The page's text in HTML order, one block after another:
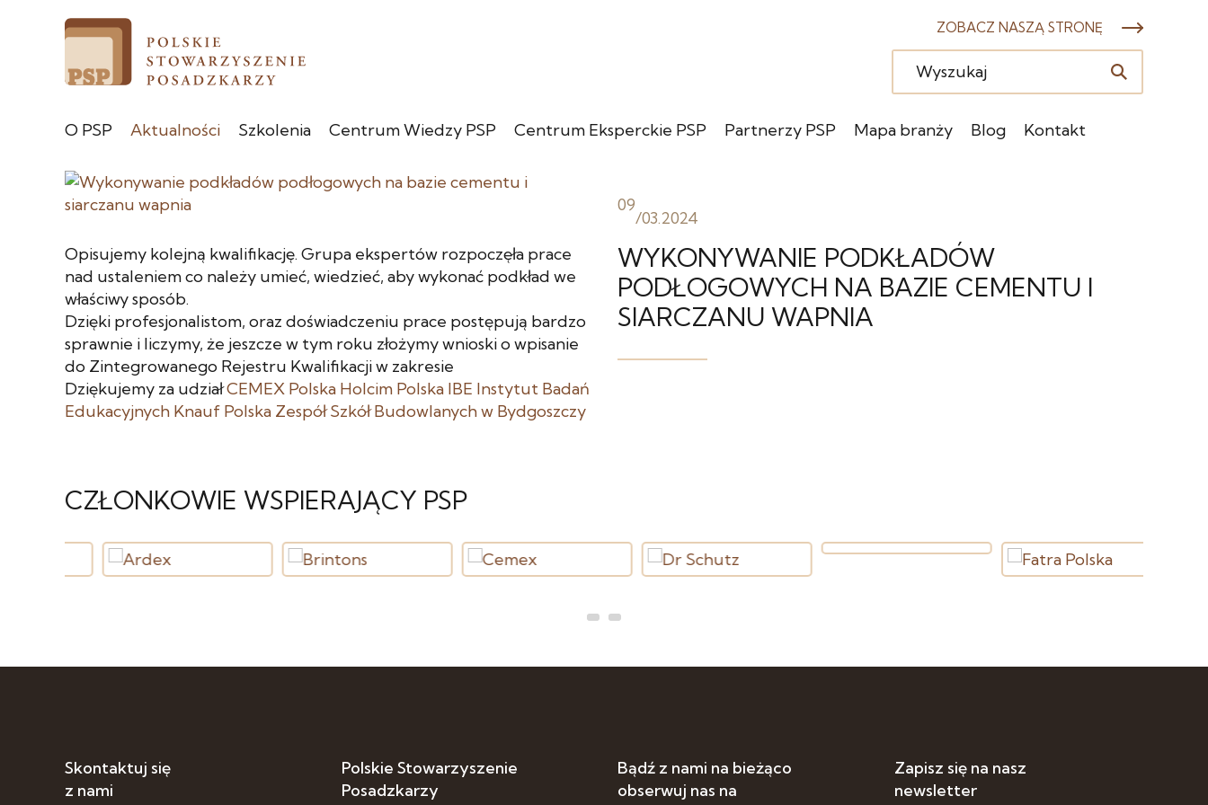
ZOBACZ NASZĄ STRONĘ
O PSP Aktualności Szkolenia Centrum Wiedzy PSP Centrum Eksperckie PSP Partnerzy PSP Mapa branży Blog Kontakt
09
/03.2024
WYKONYWANIE PODKŁADÓW
PODŁOGOWYCH NA BAZIE CEMENTU I
SIARCZANU WAPNIA
Opisujemy kolejną kwalifikację. Grupa ekspertów rozpoczęła prace
nad ustaleniem co należy umieć, wiedzieć, aby wykonać podkład we
właściwy sposób.
Dzięki profesjonalistom, oraz doświadczeniu prace postępują bardzo
sprawnie i liczymy, że jeszcze w tym roku złożymy wnioski o wpisanie
do Zintegrowanego Rejestru Kwalifikacji w zakresie
Dziękujemy za udziałCEMEX Polska Holcim Polska IBE Instytut Badań
Edukacyjnych Knauf Polska Zespół Szkół Budowlanych w Bydgoszczy
CZŁONKOWIE WSPIERAJĄCY PSP
Skontaktuj się
z nami
Polskie Stowarzyszenie
Posadzkarzy
Bądź z nami na bieżąco
obserwuj nas na
Zapisz się na nasz
newsletter